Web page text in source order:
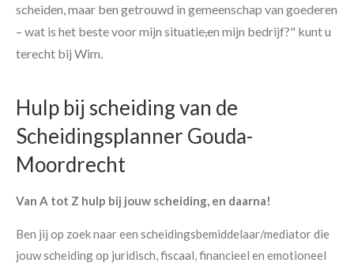
scheiden, maar ben getrouwd in gemeenschap van goederen
– wat is het beste voor mijn situatie,en mijn bedrijf?" kunt u
terecht bij Wim.
Hulp bij scheiding van de
Scheidingsplanner Gouda-
Moordrecht
Van A tot Z hulp bij jouw scheiding, en daarna!
Ben jij op zoek naar een scheidingsbemiddelaar/mediator die
jouw scheiding op juridisch, fiscaal, financieel en emotioneel